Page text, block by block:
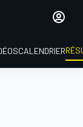
CALENDRIER